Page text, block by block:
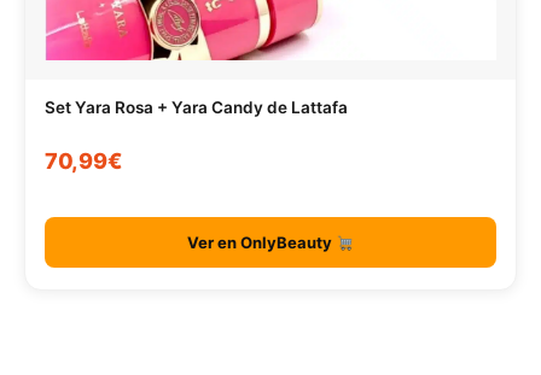
Set Yara Rosa + Yara Candy de Lattafa
70,99€
Ver en OnlyBeauty